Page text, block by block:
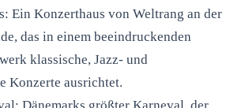
Ein Konzerthaus von Weltrang an der
das in einem beeindruckenden
klassische, Jazz- und
Konzerte ausrichtet.